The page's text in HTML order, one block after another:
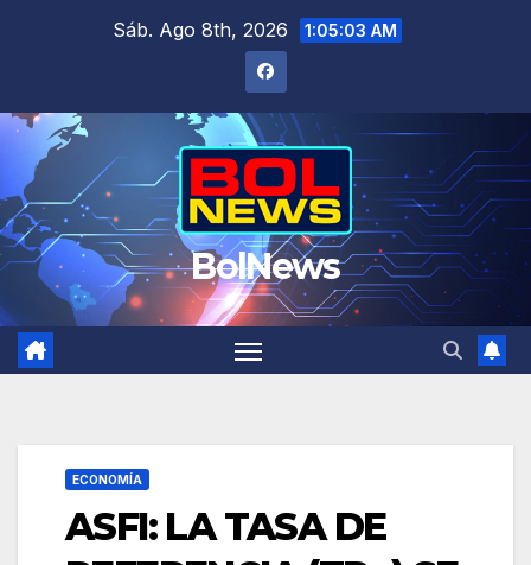
Sáb. Ago 8th, 2026 1:05:04 AM
BolNews
ECONOMÍA
ASFI: LA TASA DE